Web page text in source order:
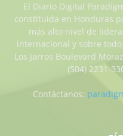
El Diario Digital
constituida en Honduras
más alto nivel de
internacional y sobre
Los Jarros Boulevard
(504) 2231-
Contáctanos: